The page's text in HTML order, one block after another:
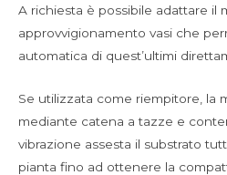
A richiesta è possibile adattare il
approvvigionamento vasi che
automatica di quest’ultimi
Se utilizzata come riempitore, la
mediante catena a tazze e
vibrazione assesta il substrato
pianta fino ad ottenere la